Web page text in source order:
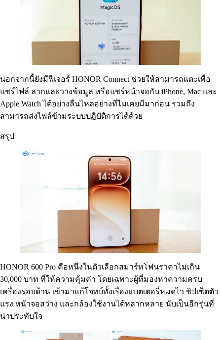
นอกจากนี้ยังมีฟีเจอร์ HONOR Connect ช่วยให้สามารถแตะเพื่อ
แชร์ไฟล์ ลากและวางข้อมูล หรือแชร์หน้าจอกับ iPhone, Mac และ
Apple Watch ได้อย่างลื่นไหลอย่างที่ไม่เคยมีมาก่อน รวมถึง
สามารถส่งไฟล์ข้ามระบบปฏิบัติการได้ด้วย
สรุป
HONOR 600 Pro คือหนึ่งในตัวเลือกสมาร์ทโฟนราคาไม่เกิน
30,000 บาท ที่ให้ความคุ้มค่า โดยเฉพาะผู้ที่มองหาความครบ
เครื่องรอบด้าน เข้ามาแก้โจทย์ทั้งเรื่องแบตเตอรี่หมดไว ชิปเซ็ตตัว
แรง หน้าจอสว่าง และกล้องใช้งานได้หลากหลาย นับเป็นอีกรุ่นที่
น่าประทับใจ